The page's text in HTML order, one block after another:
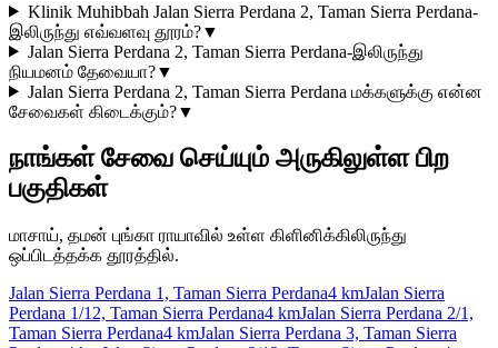
Klinik Muhibbah Jalan Sierra Perdana 2, Taman Sierra Perdana-
இலிருந்து எவ்வளவு தூரம்?▼
Jalan Sierra Perdana 2, Taman Sierra Perdana-இலிருந்து
நியமனம் தேவையா?▼
Jalan Sierra Perdana 2, Taman Sierra Perdana மக்களுக்கு என்ன
சேவைகள் கிடைக்கும்?▼
நாங்கள் சேவை செய்யும் அருகிலுள்ள பிற
பகுதிகள்
மாசாய், தமன் புங்கா ராயாவில் உள்ள கிளினிக்கிலிருந்து
ஒப்பிடத்தக்க தூரத்தில்.
Jalan Sierra Perdana 1, Taman Sierra Perdana4 kmJalan Sierra
Perdana 1/12, Taman Sierra Perdana4 kmJalan Sierra Perdana 2/1,
Taman Sierra Perdana4 kmJalan Sierra Perdana 3, Taman Sierra